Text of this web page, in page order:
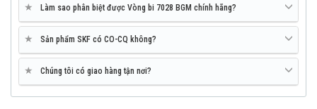
★ Làm sao phân biệt được Vòng bi 7028 BGM chính hãng?
★ Sản phẩm SKF có CO-CQ không?
★ Chúng tôi có giao hàng tận nơi?